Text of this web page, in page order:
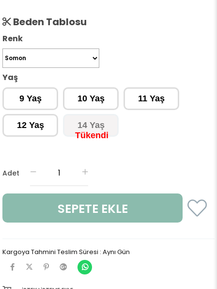
Beden Tablosu
Renk
Yaş
9 Yaş 10 Yaş 11 Yaş
12 Yaş 14 Yaş
Adet
Kargoya Tahmini Teslim Süresi : Aynı Gün